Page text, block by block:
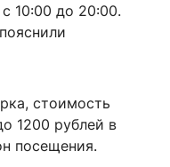
10:00 до 20:00.
стоимость
1200 рублей в
посещения.